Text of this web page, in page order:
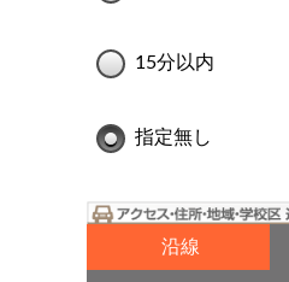
15分以内
指定無し
沿線